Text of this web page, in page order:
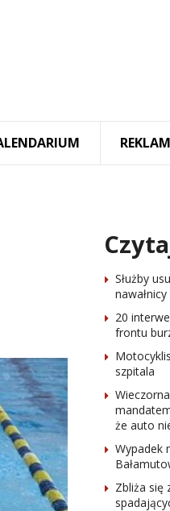
Służby
20
frontu
szpitala
że auto
Wypadek
Zbliża się